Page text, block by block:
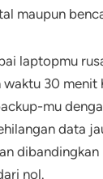
maupun
laptopmu
waktu 30 menit
mu
data
dibandingkan
nol.